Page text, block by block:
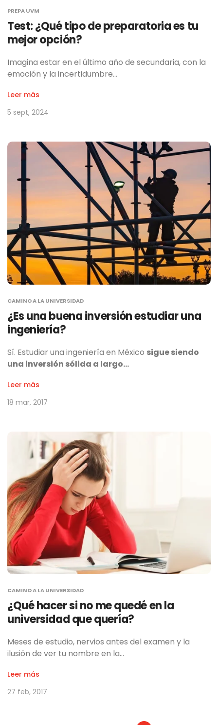
PREPA UVM
Test: ¿Qué tipo de preparatoria es tu
mejor opción?
Imagina estar en el último año de secundaria, con la
emoción y la incertidumbre…
Leer más
5 sept, 2024
CAMINO A LA UNIVERSIDAD
¿Es una buena inversión estudiar una
ingeniería?
Sí. Estudiar una ingeniería en México sigue siendo
una inversión sólida a largo…
Leer más
18 mar, 2017
CAMINO A LA UNIVERSIDAD
¿Qué hacer si no me quedé en la
universidad que quería?
Meses de estudio, nervios antes del examen y la
ilusión de ver tu nombre en la…
Leer más
27 feb, 2017